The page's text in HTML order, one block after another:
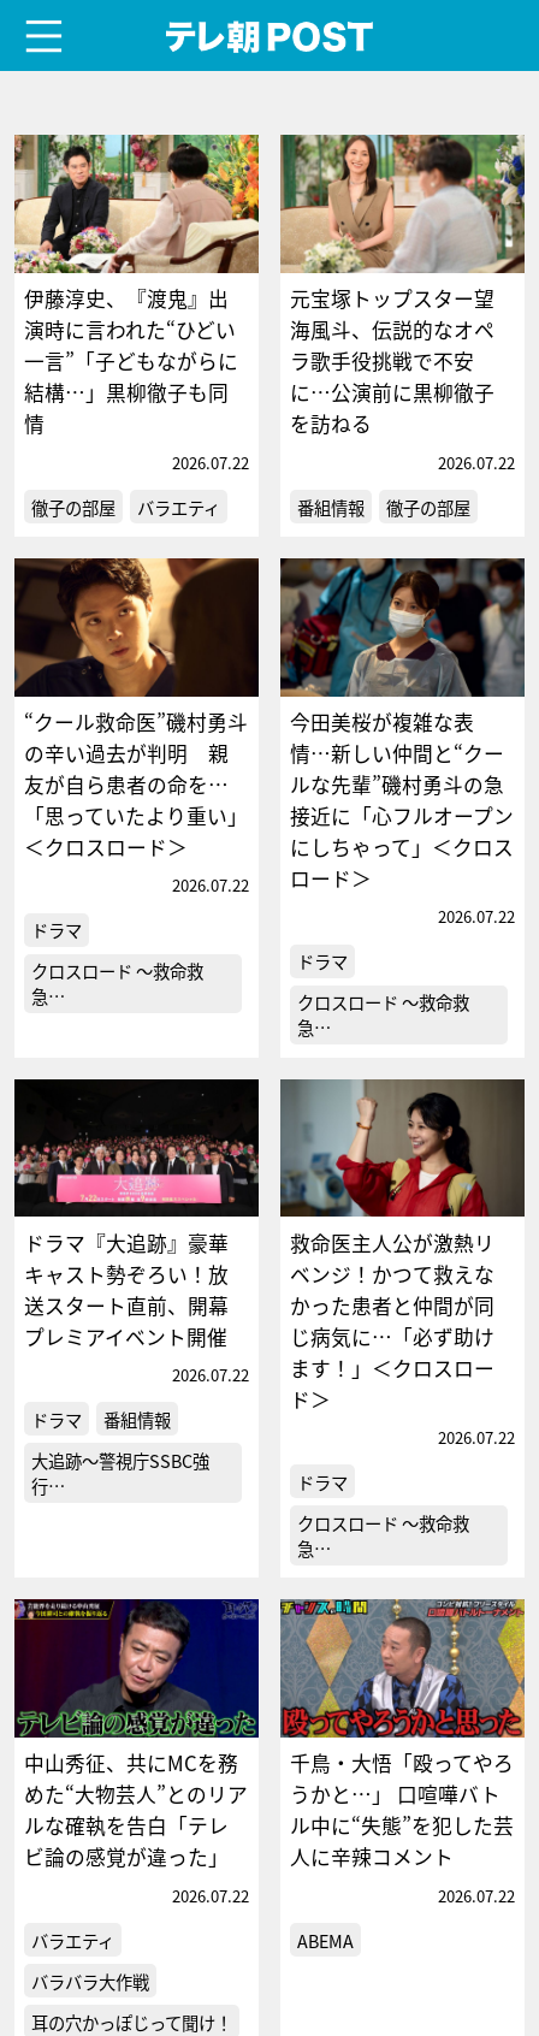
伊藤淳史、『渡鬼』出
演時に言われた“ひどい
一言”「子どもながらに
結構…」黒柳徹子も同
情
2026.07.22
徹子の部屋 バラエティ
元宝塚トップスター望
海風斗、伝説的なオペ
ラ歌手役挑戦で不安
に…公演前に黒柳徹子
を訪ねる
2026.07.22
番組情報 徹子の部屋
“クール救命医”磯村勇斗
の辛い過去が判明 親
友が自ら患者の命を…
「思っていたより重い」
＜クロスロード＞
2026.07.22
ドラマ
クロスロード ～救命救
急…
今田美桜が複雑な表
情…新しい仲間と“クー
ルな先輩”磯村勇斗の急
接近に「心フルオープン
にしちゃって」＜クロス
ロード＞
2026.07.22
ドラマ
クロスロード ～救命救
急…
ドラマ『大追跡』豪華
キャスト勢ぞろい！放
送スタート直前、開幕
プレミアイベント開催
2026.07.22
ドラマ
番組情報
大追跡～警視庁SSBC強
行…
救命医主人公が激熱リ
ベンジ！かつて救えな
かった患者と仲間が同
じ病気に…「必ず助け
ます！」＜クロスロー
ド＞
2026.07.22
ドラマ
クロスロード ～救命救
急…
中山秀征、共にMCを務
めた“大物芸人”とのリア
ルな確執を告白「テレ
ビ論の感覚が違った」
2026.07.22
バラエティ
バラバラ大作戦
耳の穴かっぽじって聞け！
千鳥・大悟「殴ってやろ
うかと…」 口喧嘩バト
ル中に“失態”を犯した芸
人に辛辣コメント
2026.07.22
ABEMA